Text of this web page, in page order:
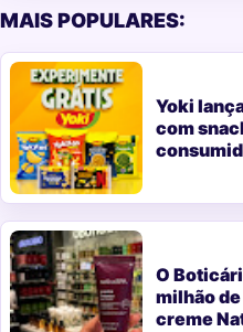
MAIS POPULARES:
Yoki
com
O
milhão
creme